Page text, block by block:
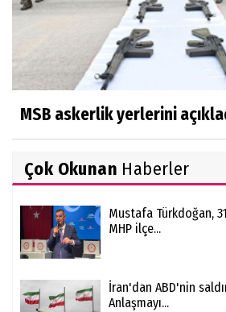
MSB askerlik yerlerini
Çok Okunan Haberler
Mustafa Türkdoğan,
MHP ilçe...
İran'dan ABD'nin
Anlaşmayı...